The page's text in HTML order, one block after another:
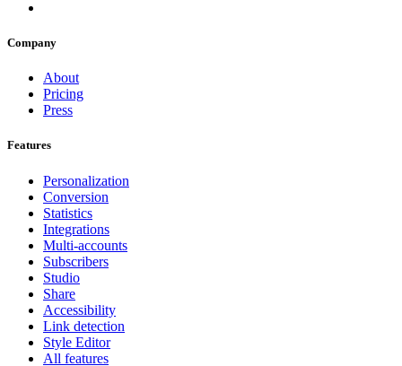
Company
About
Pricing
Press
Features
Personalization
Conversion
Statistics
Integrations
Multi-accounts
Subscribers
Studio
Share
Accessibility
Link detection
Style Editor
All features